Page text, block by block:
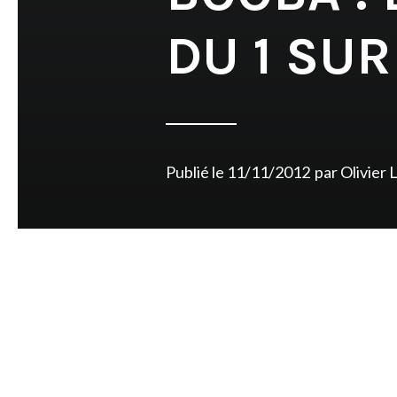
DU 1
Publié le 11/11/2012 parOlivier